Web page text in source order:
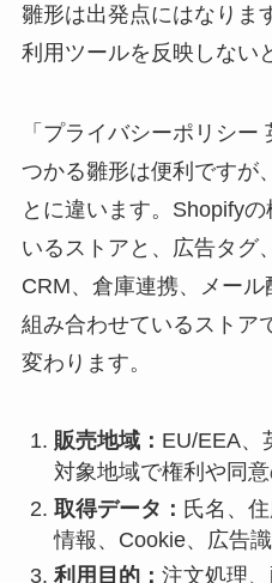
雛形は出発点にはなりま
利用ツールを反映しない
「プライバシーポリシ
つかる雛形は便利ですが
とに違います。Shopify
いるストアと、広告タグ
CRM、倉庫連携、メー
組み合わせているストア
変わります。
販売地域： EU/EEA、
対象地域で権利や同
取得データ： 氏名、
情報、Cookie、広告
利用目的： 注文処理